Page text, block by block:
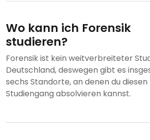
Wo kann ich Forensik
studieren?
Forensik ist kein weitverbreiteter
Deutschland, deswegen gibt es
sechs Standorte, an denen du diesen
Studiengang absolvieren kannst.